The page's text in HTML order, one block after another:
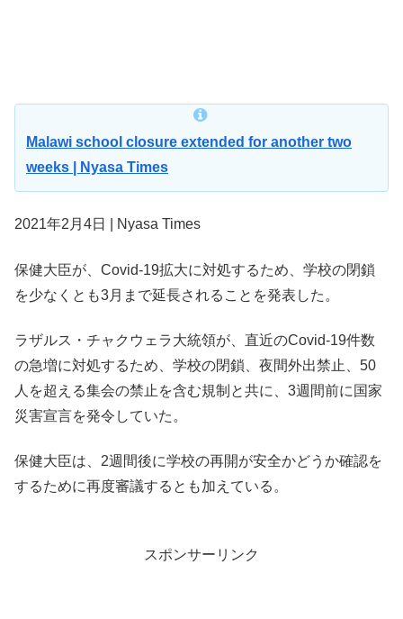
Malawi school closure extended for another two
weeks | Nyasa Times
2021年2月4日 | Nyasa Times
保健大臣が、Covid-19拡大に対処するため、学校の閉鎖
を少なくとも3月まで延長されることを発表した。
ラザルス・チャクウェラ大統領が、直近のCovid-19件数
の急増に対処するため、学校の閉鎖、夜間外出禁止、50
人を超える集会の禁止を含む規制と共に、3週間前に国家
災害宣言を発令していた。
保健大臣は、2週間後に学校の再開が安全かどうか確認を
するために再度審議するとも加えている。
スポンサーリンク